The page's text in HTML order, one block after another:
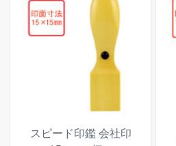
スピード印鑑 会社印